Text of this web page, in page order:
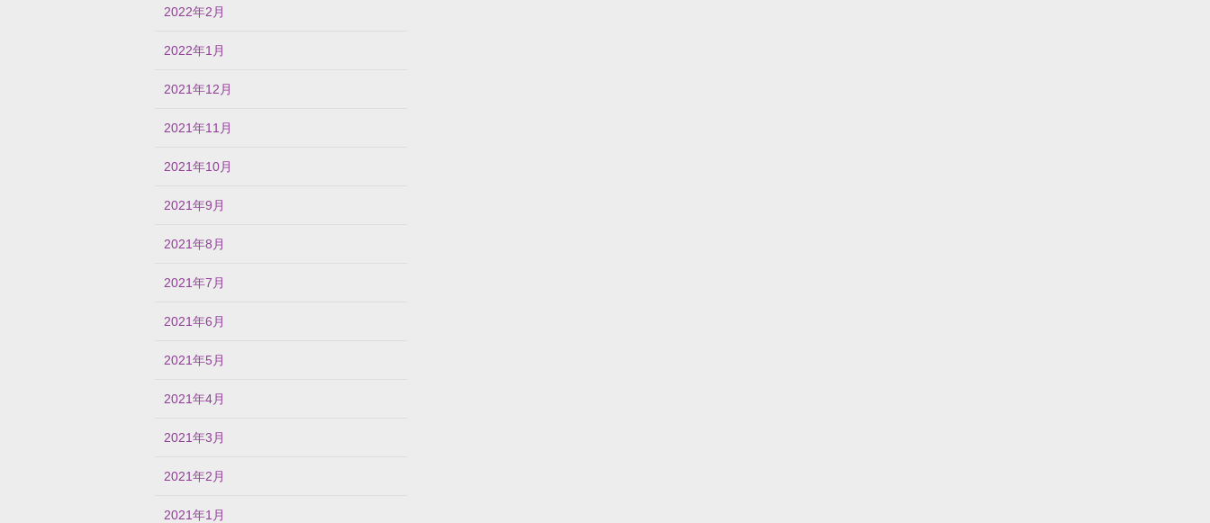
2022年2月
2022年1月
2021年12月
2021年11月
2021年10月
2021年9月
2021年8月
2021年7月
2021年6月
2021年5月
2021年4月
2021年3月
2021年2月
2021年1月